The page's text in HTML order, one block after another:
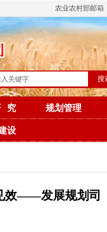
农业农村部邮箱
搜
究 规划管理
设
效——发展规划司